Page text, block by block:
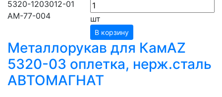
5320-1203012-01
АМ-77-004
шт
В корзину
Металлорукав для КамАZ
5320-03 оплетка, нерж.сталь
АВТОМАГНАТ